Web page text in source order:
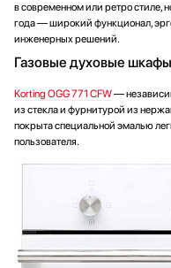
в современном или ретро стиле,
года — широкий функционал,
инженерных решений.
Газовые духовые шкафы
Korting OGG 771 CFW—
из стекла и фурнитурой из
покрыта специальной эмалью
пользователя.